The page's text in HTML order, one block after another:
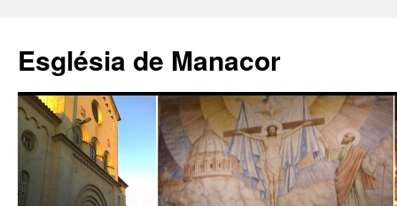
contenido
Església de Manacor